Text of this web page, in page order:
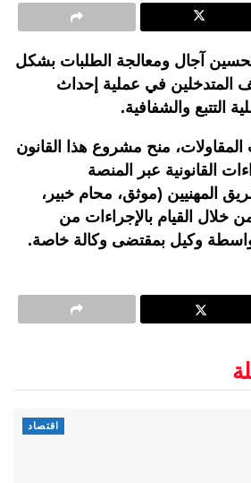
آجال ومعالجة الطلبات بشكل
في عملية إحداث
التتبع والشفافية.
المقاولات، منح مشروع هذا القانون
القانونية عبر المنصة
المهنيين (موثق، محام خبير،
القيام بالإجراءات من
بواسطة وكيل بمقتضى وكالة خاصة.
اقتصاد